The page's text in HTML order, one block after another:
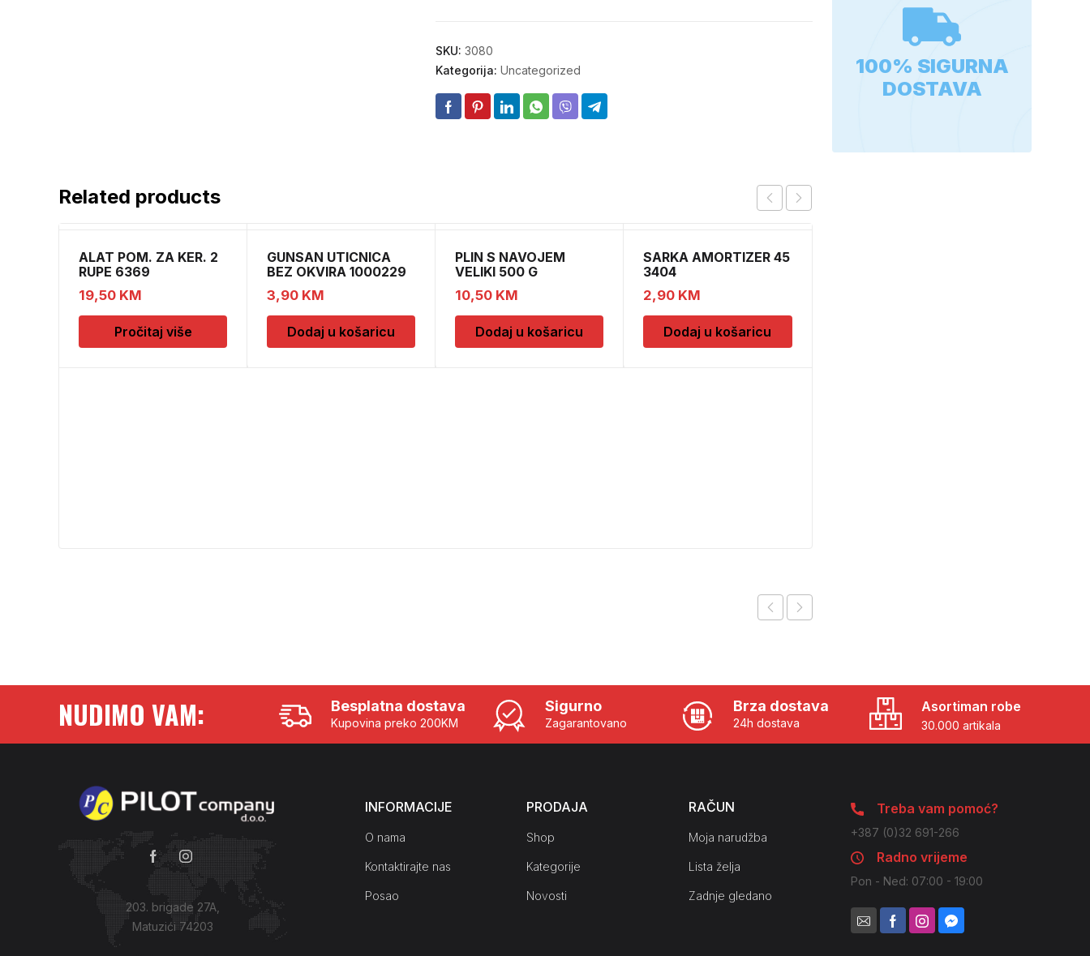
SKU: 3080
Kategorija: Uncategorized
Related products
ALAT POM. ZA KER. 2
RUPE 6369
19,50 KM
Pročitaj više
GUNSAN UTICNICA
BEZ OKVIRA 1000229
3,90 KM
Dodaj u košaricu
PLIN S NAVOJEM
VELIKI 500 G
10,50 KM
Dodaj u košaricu
SARKA AMORTIZER 45
3404
2,90 KM
Dodaj u košaricu
100% SIGURNA
DOSTAVA
NUDIMO VAM: Besplatna dostava
Kupovina preko 200KM
Sigurno
Zagarantovano
Brza dostava
24h dostava
Asortiman robe
30.000 artikala
203. brigade 27A,
Matuzići 74203
INFORMACIJE
O nama
Kontaktirajte nas
Posao
PRODAJA
Shop
Kategorije
Novosti
RAČUN
Moja narudžba
Lista želja
Zadnje gledano
Treba vam pomoć?
+387 (0)32 691-266
Radno vrijeme
Pon - Ned: 07:00 - 19:00